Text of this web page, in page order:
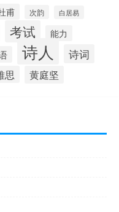
甫 次韵 白居易
考试 能力
诗人 诗词
思 黄庭坚